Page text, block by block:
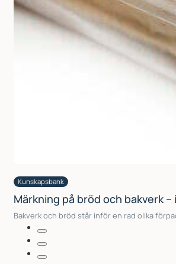
Kunskapsbank
Märkning på bröd och bakverk
Bakverk och bröd står inför en rad olika